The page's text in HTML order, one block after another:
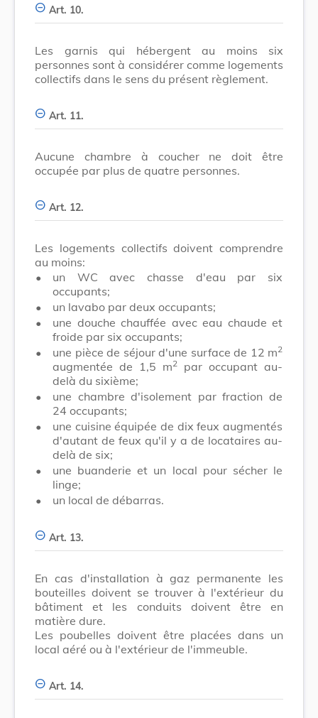
Art. 10.
Les garnis qui hébergent au moins six
personnes sont à considérer comme logements
collectifs dans le sens du présent règlement.
Art. 11.
Aucune chambre à coucher ne doit être
occupée par plus de quatre personnes.
Art. 12.
Les logements collectifs doivent comprendre
au moins:
•
un WC avec chasse d'eau par six
occupants;
•
un lavabo par deux occupants;
•
une douche chauffée avec eau chaude et
froide par six occupants;
•
une pièce de séjour d'une surface de 12 m2
augmentée de 1,5 m2
par occupant au-
delà du sixième;
•
une chambre d'isolement par fraction de
24 occupants;
•
une cuisine équipée de dix feux augmentés
d'autant de feux qu'il y a de locataires au-
delà de six;
•
une buanderie et un local pour sécher le
linge;
•
un local de débarras.
Art. 13.
En cas d'installation à gaz permanente les
bouteilles doivent se trouver à l'extérieur du
bâtiment et les conduits doivent être en
matière dure.
Les poubelles doivent être placées dans un
local aéré ou à l'extérieur de l'immeuble.
Art. 14.